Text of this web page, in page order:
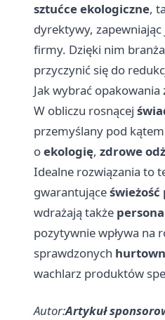
sztućce ekologiczne,
dyrektywy, zapewniając
firmy. Dzięki nim
przyczynić się do
Jak wybrać
W obliczu rosnącej
przemyślany pod
oekologię, zdrowe
Idealne rozwiązania to
gwarantujące
wdrażają także
pozytywnie wpływa na
sprawdzonych
wachlarz produktów
Autor:Artykuł